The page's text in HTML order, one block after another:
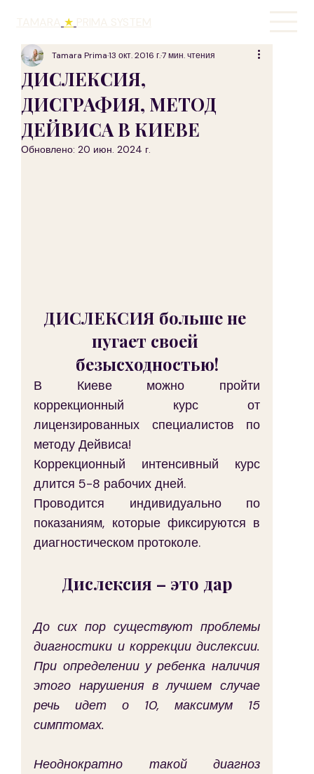
★
ДИСЛЕКСИЯ,
ДИСГРАФИЯ, МЕТОД
ДЕЙВИСА В КИЕВЕ
Tamara Prima13 окт. 2016 г.7 мин. чтения
Обновлено:20 июн. 2024 г.
ДИСЛЕКСИЯ больше не
пугает своей
безысходностью!
В Киеве можно пройти
коррекционный курс от
лицензированных специалистов по
методу Дейвиса!
Коррекционный интенсивный курс
длится 5-8 рабочих дней.
Проводится индивидуально по
показаниям, которые фиксируются в
диагностическом протоколе.
Дислексия – это дар
До сих пор существуют проблемы
диагностики и коррекции дислексии.
При определении у ребенка наличия
этого нарушения в лучшем случае
речь идет о 10, максимум 15
симптомах.
Неоднократно такой диагноз